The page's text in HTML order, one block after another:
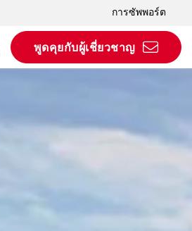
การซัพพอร์ต
พูดคุยกับผู้เชี่ยวชาญ